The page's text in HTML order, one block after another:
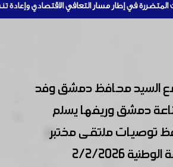
السيد محافظ دمشق وفد
دمشق وريفها يسلم
توصيات ملتقى مختبر
2/2/2026